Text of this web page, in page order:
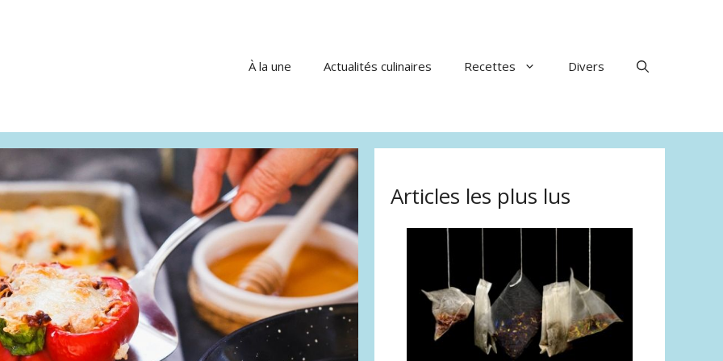
À la une Actualités culinaires Recettes Divers
Articles les plus lus